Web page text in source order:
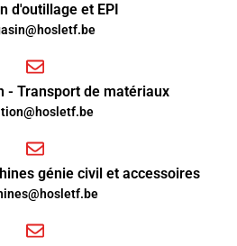
d'outillage et EPI
- Transport de matériaux
génie civil et accessoires